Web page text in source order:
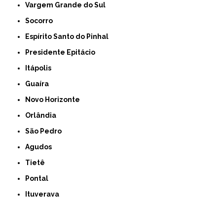
Vargem Grande do Sul
Socorro
Espírito Santo do Pinhal
Presidente Epitácio
Itápolis
Guaíra
Novo Horizonte
Orlândia
São Pedro
Agudos
Tietê
Pontal
Ituverava